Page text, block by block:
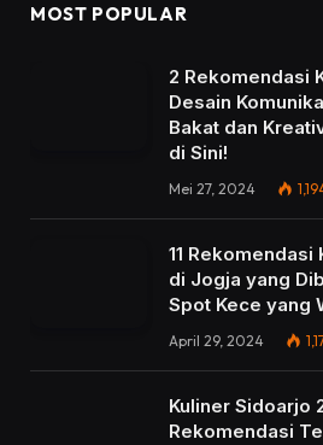
MOST POPULAR
2 Rekomendasi
Desain
Bakat dan
di Sini!
Mei 27, 2024
11 Rekomendasi
di Jogja yang
Spot Kece yang
April 29, 2024
Kuliner Sidoarjo
Rekomendasi